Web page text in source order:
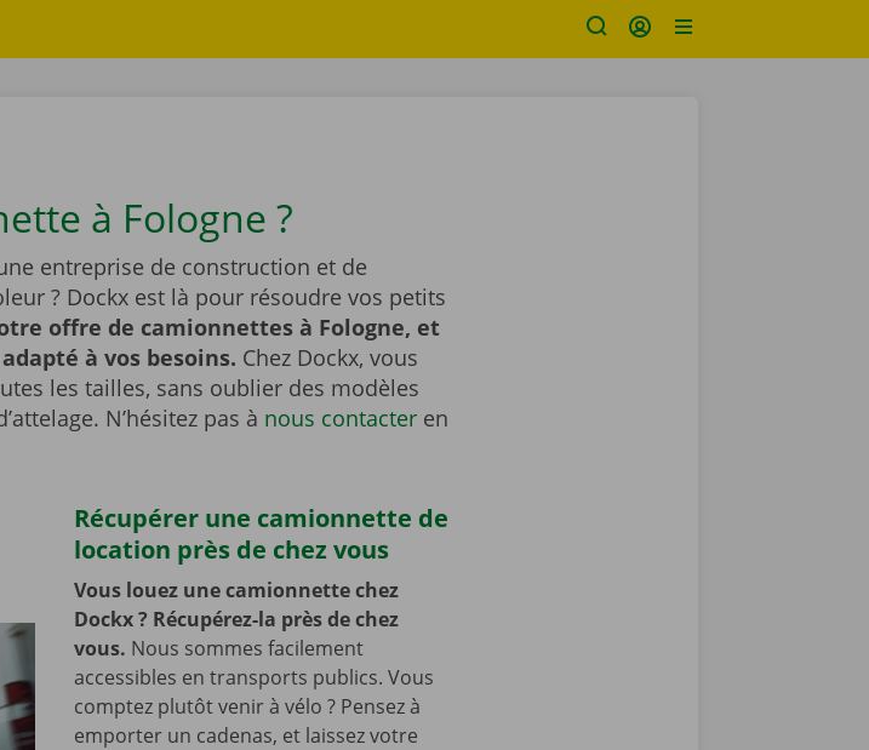
à Fologne ?
entreprise de construction et de
? Dockx est là pour résoudre vos petits
offre de camionnettes à Fologne, et
à vos besoins. Chez Dockx, vous
les tailles, sans oublier des modèles
N’hésitez pas à nous contacter​​​​​​​ en
Récupérer une camionnette de
location près de chez vous
Vous louez une camionnette chez
Dockx ? Récupérez-la près de chez
vous. Nous sommes facilement
accessibles en transports publics. Vous
comptez plutôt venir à vélo ? Pensez à
emporter un cadenas, et laissez votre